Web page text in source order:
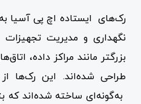
رک‌های ایستاده اچ پی آسیا
نگهداری و مدیریت
بزرگتر مانند مراکز داده،
طراحی شده‌اند. این رک‌ها
به‌گونه‌ای ساخته شده‌اند که